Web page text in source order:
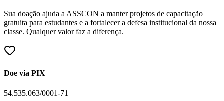
Sua doação ajuda a ASSCON a manter projetos de capacitação
gratuita para estudantes e a fortalecer a defesa institucional da nossa
classe. Qualquer valor faz a diferença.
Doe via PIX
54.535.063/0001-71